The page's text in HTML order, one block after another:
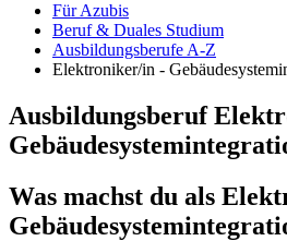
Für Azubis
Beruf & Duales Studium
Ausbildungsberufe A-Z
Elektroniker/in -
Ausbildungsberuf
Was machst du als